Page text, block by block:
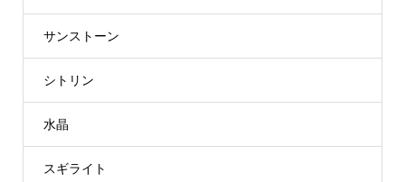
サンストーン
シトリン
水晶
スギライト